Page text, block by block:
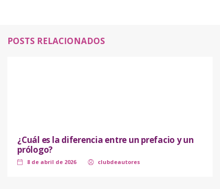
POSTS RELACIONADOS
¿Cuál es la diferencia entre un prefacio y un
prólogo?
8 de abril de 2026 clubdeautores